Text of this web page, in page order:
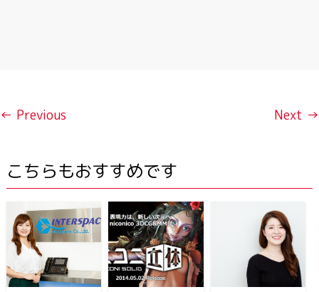
← Previous Next →
こちらもおすすめです